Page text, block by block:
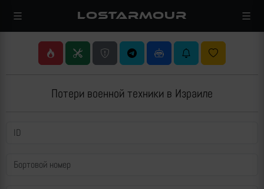
LOSTARMOUR
Потери военной техники в Израиле